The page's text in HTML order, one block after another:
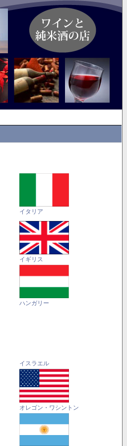
イタリア
イギリス
ハンガリー
イスラエル
オレゴン・ワシントン